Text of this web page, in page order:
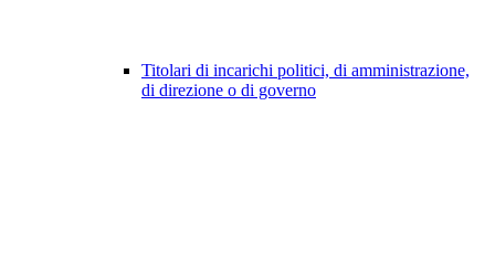
Titolari di incarichi politici, di amministrazione,
di direzione o di governo